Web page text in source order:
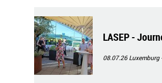
LASEP -
08.07.26Luxemburg